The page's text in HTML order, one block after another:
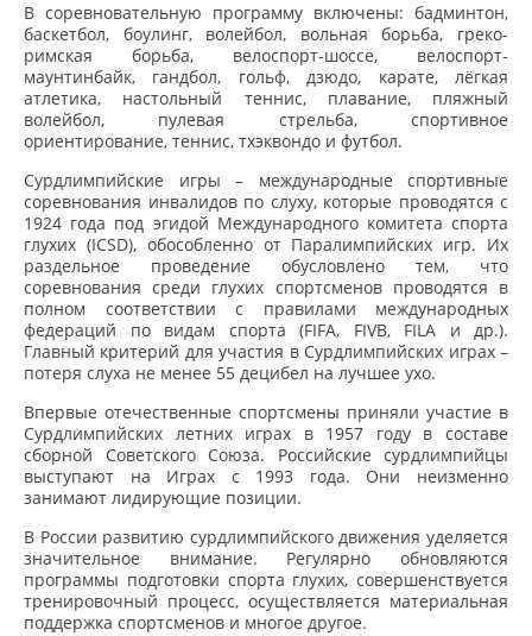
В соревновательную программу включены: бадминтон,
баскетбол, боулинг, волейбол, вольная борьба, греко-
римская борьба, велоспорт-шоссе, велоспорт-
маунтинбайк, гандбол, гольф, дзюдо, карате, лёгкая
атлетика, настольный теннис, плавание, пляжный
волейбол, пулевая стрельба, спортивное
ориентирование, теннис, тхэквондо и футбол.
Сурдлимпийские игры – международные спортивные
соревнования инвалидов по слуху, которые проводятся с
1924 года под эгидой Международного комитета спорта
глухих (ICSD), обособленно от Паралимпийских игр. Их
раздельное проведение обусловлено тем, что
соревнования среди глухих спортсменов проводятся в
полном соответствии с правилами международных
федераций по видам спорта (FIFA, FIVB, FILA и др.).
Главный критерий для участия в Сурдлимпийских играх –
потеря слуха не менее 55 децибел на лучшее ухо.
Впервые отечественные спортсмены приняли участие в
Сурдлимпийских летних играх в 1957 году в составе
сборной Советского Союза. Российские сурдлимпийцы
выступают на Играх с 1993 года. Они неизменно
занимают лидирующие позиции.
В России развитию сурдлимпийского движения уделяется
значительное внимание. Регулярно обновляются
программы подготовки спорта глухих, совершенствуется
тренировочный процесс, осуществляется материальная
поддержка спортсменов и многое другое.